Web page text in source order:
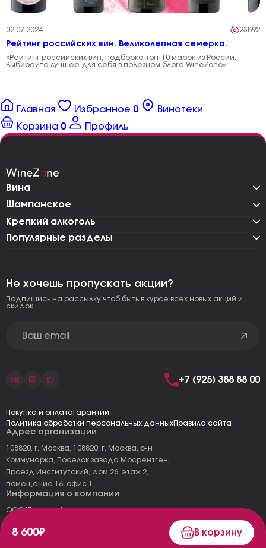
8 600₽ В корзину
02.07.2024 23892
Рейтинг российских вин. Великолепная семерка.
«Рейтинг российских вин, подборка топ-10 марок из России.
Выбирайте лучшее для себя в полезном блоге WineZone»
Главная Избранное 0
Винотеки
Корзина 0 Профиль
Вина
Шампанское
Крепкий алкоголь
Популярные разделы
Адрес организации
108820, г. Москва, 108820, г. Москва, р-н
Коммунарка, Поселок завода Мосрентген,
Проезд Институтский, дом 26, этаж 2,
помещение 16, офис 1
Информация о компании
ООО "Тоскана"
КПП: 775101001
Не хочешь пропускать акции?
Подпишись на рассылку чтоб быть в курсе всех новых акций и
скидок
+7 (925) 388 88 00
Покупка и оплата Гарантии
Политика обработки персональных данныхПравила сайта